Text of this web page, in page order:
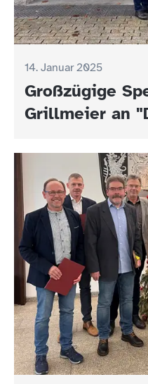
14. Januar 2025
Großzügige
Grillmeier an